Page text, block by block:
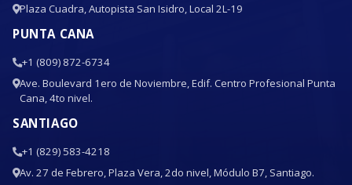
Plaza Cuadra, Autopista San Isidro, Local 2L-19
PUNTA CANA
+1 (809) 872-6734
Ave. Boulevard 1ero de Noviembre, Edif. Centro Profesional Punta
Cana, 4to nivel.
SANTIAGO
+1 (829) 583-4218
Av. 27 de Febrero, Plaza Vera, 2do nivel, Módulo B7, Santiago.